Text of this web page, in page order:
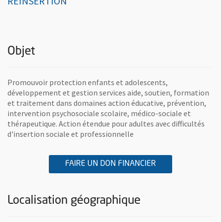
Objet
Promouvoir protection enfants et adolescents,
développement et gestion services aide, soutien, formation
et traitement dans domaines action éducative, prévention,
intervention psychosociale scolaire, médico-sociale et
thérapeutique. Action étendue pour adultes avec difficultés
d'insertion sociale et professionnelle
FAIRE UN DON FINANCIER
Localisation géographique